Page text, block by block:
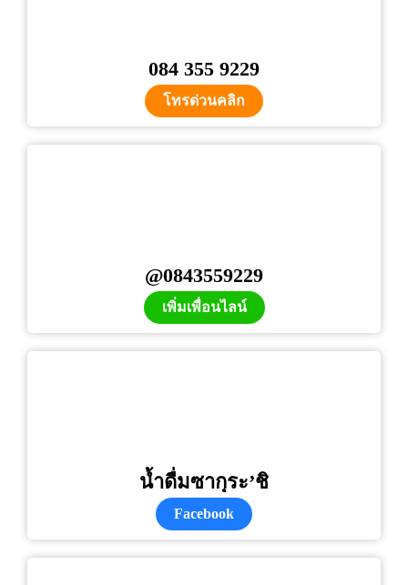
084 355 9229
โทรด่วนคลิก
@0843559229
เพิ่มเพื่อนไลน์
น้ำดื่มซากุระ’ชิ
Facebook